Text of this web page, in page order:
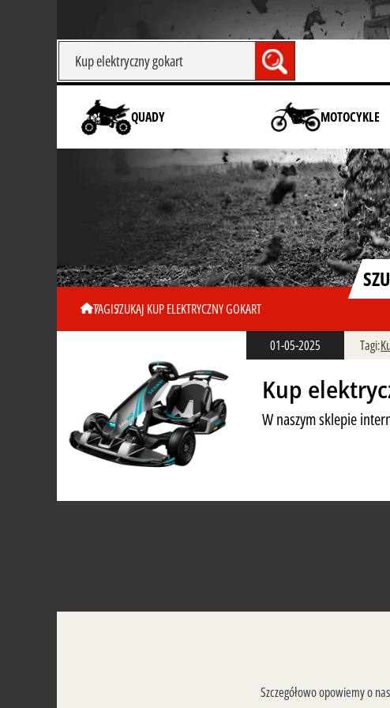
QUADY MOTOCYKLE
TAGISZUKAJ KUP ELEKTRYCZNY GOKART
01-05-2025 Tagi:
Kup
W naszym sklepie
Szczegółowo opowiemy o